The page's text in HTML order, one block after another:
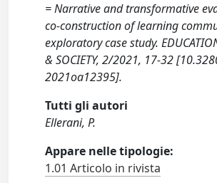
= Narrative and transformative
co-construction of learning
exploratory case study.
& SOCIETY, 2/2021, 17-32
2021oa12395].
Tutti gli autori
Ellerani, P.
Appare nelle tipologie:
1.01 Articolo in rivista